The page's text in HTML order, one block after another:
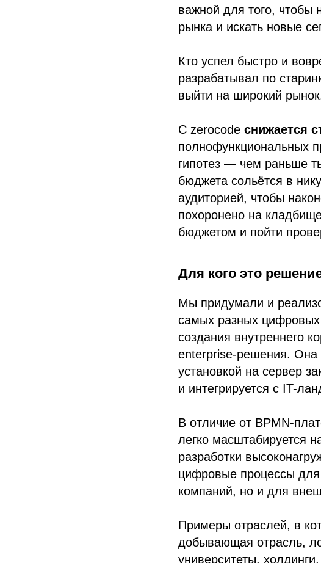
важной для того, чтобы
рынка и искать новые
Кто успел быстро и
разрабатывал по
выйти на широкий
С zerocode снижается
полнофункциональных
гипотез — чем раньше
бюджета сольётся в
аудиторией, чтобы
похоронено на
бюджетом и пойти
Для кого это
Мы придумали и
самых разных
создания внутреннего
enterprise-решения. Она
установкой на сервер
и интегрируется с IT-
В отличие от BPMN-
легко масштабируется
разработки
цифровые процессы для
компаний, но и для
Примеры отраслей, в
добывающая отрасль,
университеты,